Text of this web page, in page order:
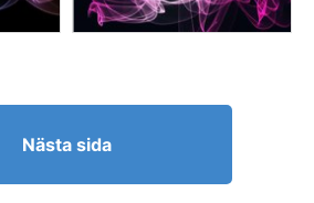
Nästa sida